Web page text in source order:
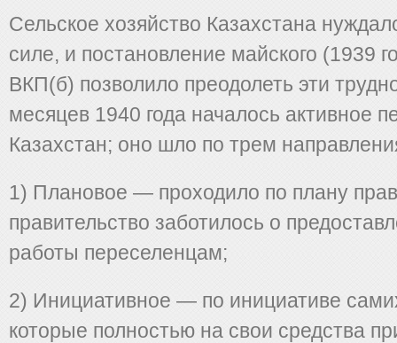
Сельское хозяйство Казахстана
силе, и постановление майского (1939
ВКП(б) позволило преодолеть эти
месяцев 1940 года началось активное
Казахстан; оно шло по трем
1) Плановое — проходило по плану
правительство заботилось о
работы переселенцам;
2) Инициативное — по инициативе
которые полностью на свои средства